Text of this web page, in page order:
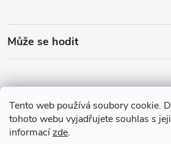
Tento web používá soubory cookie.
tohoto webu vyjadřujete souhlas s
informacízde.
Může se hodit